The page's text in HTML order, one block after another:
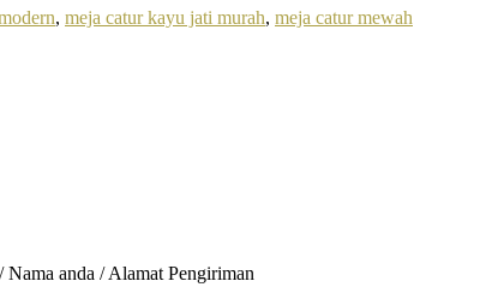
, meja catur kayu jati murah, meja catur mewah
anda / Alamat Pengiriman